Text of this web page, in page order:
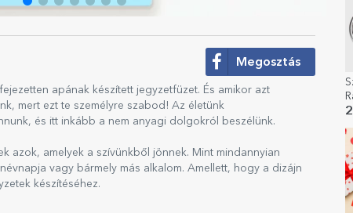
Megosztás
apának készített jegyzetfüzet. És amikor azt
mert ezt te személyre szabod! Az életünk
és itt inkább a nem anyagi dolgokról beszélünk.
azok, amelyek a szívünkből jönnek. Mint mindannyian
vagy bármely más alkalom. Amellett, hogy a dizájn
készítéséhez.